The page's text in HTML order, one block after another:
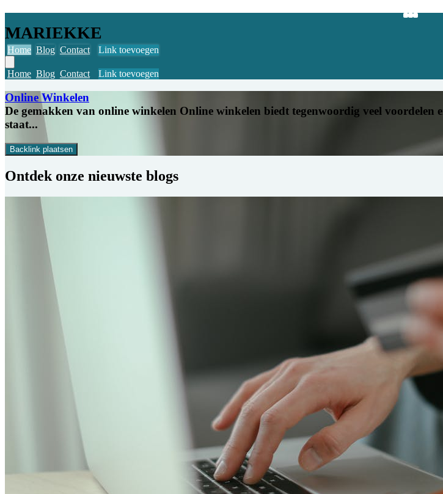
MARIEKKE
Home Blog Contact Link toevoegen
Home Blog Contact Link toevoegen
Online Winkelen
De gemakken van online winkelen Online winkelen biedt tegenwoordig veel voordelen
staat...
Backlink plaatsen
Ontdek onze nieuwste blogs